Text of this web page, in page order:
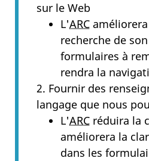
sur le Web
L'ARC
recherche de
formulaires à
rendra la
2. Fournir des
langage que nous
L'ARC réduira la
améliorera la
dans les